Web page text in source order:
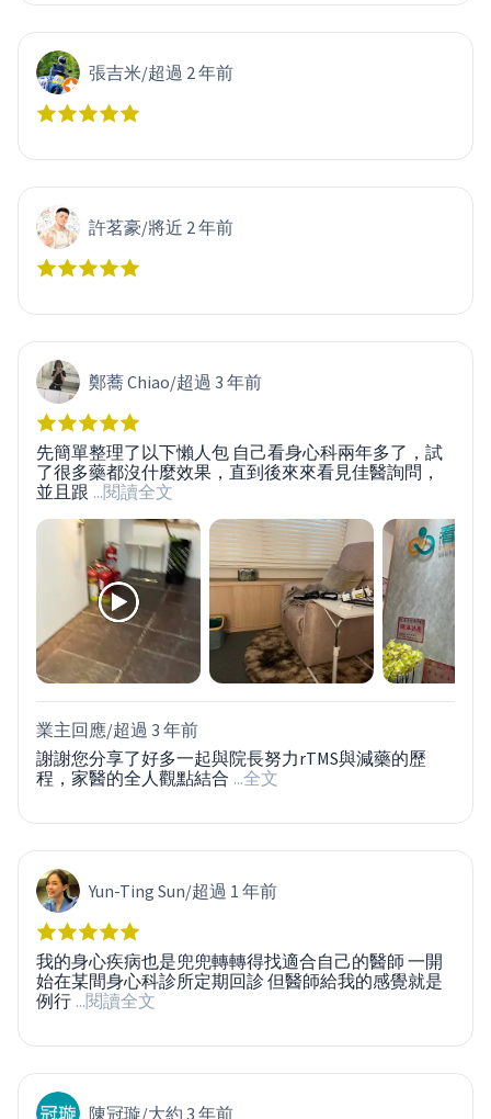
張吉米/超過 2 年前
許茗豪/將近 2 年前
鄭蕎 Chiao/超過 3 年前
先簡單整理了以下懶人包 自己看身心科兩年多了，試
了很多藥都沒什麼效果，直到後來來看見佳醫詢問，
並且跟 ...閱讀全文
業主回應/超過 3 年前
謝謝您分享了好多一起與院長努力rTMS與減藥的歷
程，家醫的全人觀點結合 ...全文
Yun-Ting Sun/超過 1 年前
我的身心疾病也是兜兜轉轉得找適合自己的醫師 一開
始在某間身心科診所定期回診 但醫師給我的感覺就是
例行 ...閱讀全文
陳冠璇/大約 3 年前